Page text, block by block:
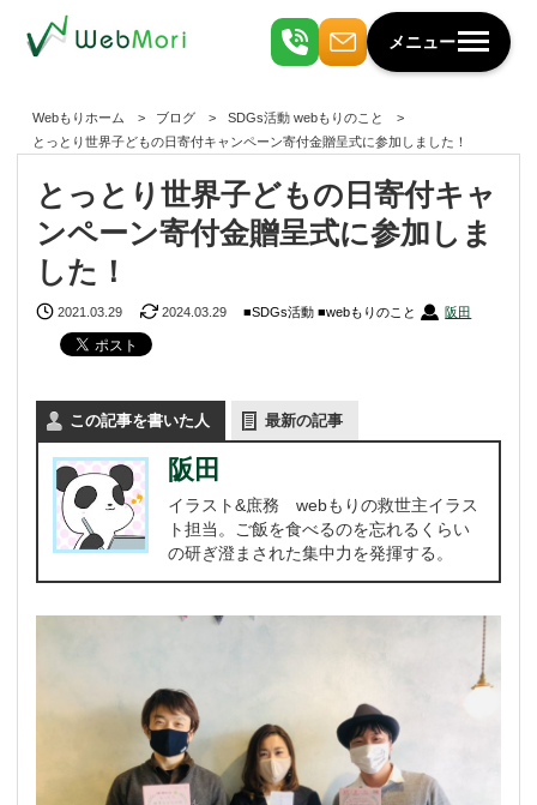
メニュー
Webもりホーム ブログ SDGs活動 webもりのこと
とっとり世界子どもの日寄付キャンペーン寄付金贈呈式に参加しました！
とっとり世界子どもの日寄付キャ
ンペーン寄付金贈呈式に参加しま
した！
2021.03.29 2024.03.29 SDGs活動 webもりのこと 阪田
この記事を書いた人 最新の記事
阪田
イラスト&庶務 webもりの救世主イラス
ト担当。ご飯を食べるのを忘れるくらい
の研ぎ澄まされた集中力を発揮する。